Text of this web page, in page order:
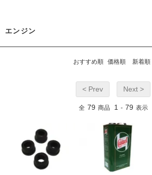
エンジン
おすすめ順 価格順 新着順
< Prev Next >
全 79 商品 1 - 79 表示